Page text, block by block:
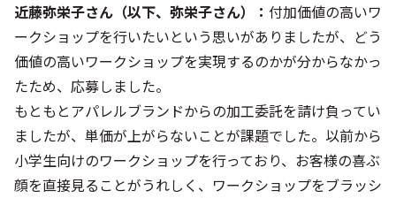
近藤弥栄子さん（以下、弥栄子さん）： 付加価値の高いワ
ークショップを行いたいという思いがありましたが、どう
価値の高いワークショップを実現するのかが分からなかっ
たため、応募しました。
もともとアパレルブランドからの加工委託を請け負ってい
ましたが、単価が上がらないことが課題でした。以前から
小学生向けのワークショップを行っており、お客様の喜ぶ
顔を直接見ることがうれしく、ワークショップをブラッシ